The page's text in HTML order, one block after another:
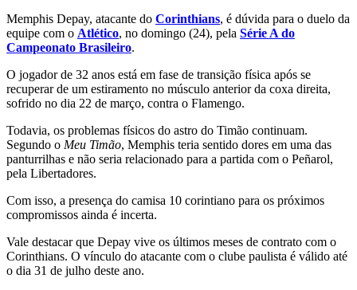
Memphis Depay, atacante do Corinthians, é dúvida para o duelo da
equipe com o Atlético, no domingo (24), pela Série A do
Campeonato Brasileiro.
O jogador de 32 anos está em fase de transição física após se
recuperar de um estiramento no músculo anterior da coxa direita,
sofrido no dia 22 de março, contra o Flamengo.
Todavia, os problemas físicos do astro do Timão continuam.
Segundo o Meu Timão, Memphis teria sentido dores em uma das
panturrilhas e não seria relacionado para a partida com o Peñarol,
pela Libertadores.
Com isso, a presença do camisa 10 corintiano para os próximos
compromissos ainda é incerta.
Vale destacar que Depay vive os últimos meses de contrato com o
Corinthians. O vínculo do atacante com o clube paulista é válido até
o dia 31 de julho deste ano.